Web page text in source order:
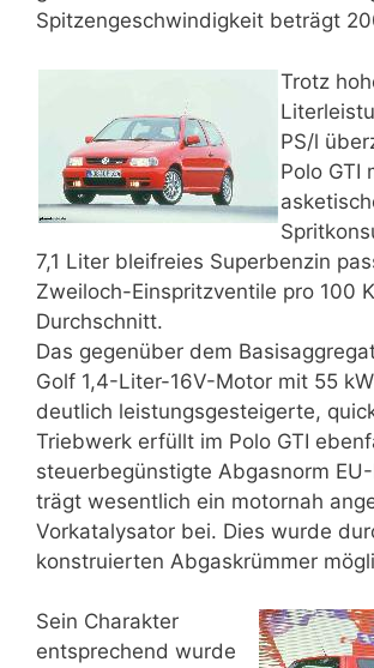
Spitzengeschwindigkeit beträgt
Trotz
PS/l
Polo GTI
7,1 Liter bleifreies Superbenzin
Zweiloch-Einspritzventile pro 100
Durchschnitt.
Das gegenüber dem
Golf 1,4-Liter-16V-Motor mit 55
deutlich leistungsgesteigerte,
Triebwerk erfüllt im Polo GTI
steuerbegünstigte Abgasnorm EU-
trägt wesentlich ein motornah
Vorkatalysator bei. Dies wurde
konstruierten Abgaskrümmer
Sein Charakter
entsprechend wurde